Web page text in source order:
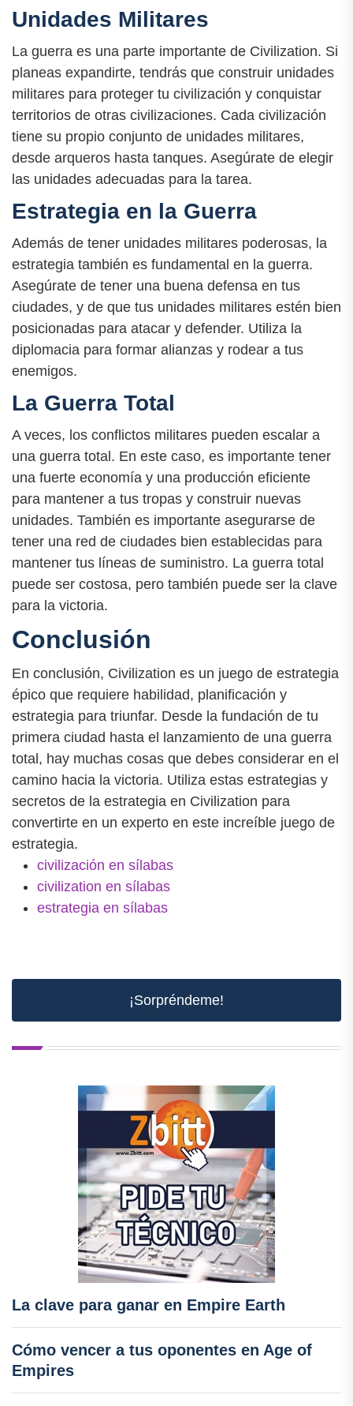
Unidades Militares
La guerra es una parte importante de Civilization. Si
planeas expandirte, tendrás que construir unidades
militares para proteger tu civilización y conquistar
territorios de otras civilizaciones. Cada civilización
tiene su propio conjunto de unidades militares,
desde arqueros hasta tanques. Asegúrate de elegir
las unidades adecuadas para la tarea.
Estrategia en la Guerra
Además de tener unidades militares poderosas, la
estrategia también es fundamental en la guerra.
Asegúrate de tener una buena defensa en tus
ciudades, y de que tus unidades militares estén bien
posicionadas para atacar y defender. Utiliza la
diplomacia para formar alianzas y rodear a tus
enemigos.
La Guerra Total
A veces, los conflictos militares pueden escalar a
una guerra total. En este caso, es importante tener
una fuerte economía y una producción eficiente
para mantener a tus tropas y construir nuevas
unidades. También es importante asegurarse de
tener una red de ciudades bien establecidas para
mantener tus líneas de suministro. La guerra total
puede ser costosa, pero también puede ser la clave
para la victoria.
Conclusión
En conclusión, Civilization es un juego de estrategia
épico que requiere habilidad, planificación y
estrategia para triunfar. Desde la fundación de tu
primera ciudad hasta el lanzamiento de una guerra
total, hay muchas cosas que debes considerar en el
camino hacia la victoria. Utiliza estas estrategias y
secretos de la estrategia en Civilization para
convertirte en un experto en este increíble juego de
estrategia.
civilización en sílabas
civilization en sílabas
estrategia en sílabas
¡Sorpréndeme!
La clave para ganar en Empire Earth
Cómo vencer a tus oponentes en Age of
Empires